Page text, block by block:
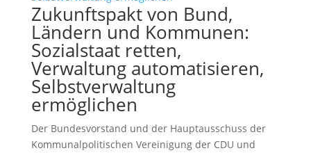
Zukunftspakt von Bund,
Ländern und Kommunen:
Sozialstaat retten,
Verwaltung automatisieren,
Selbstverwaltung
ermöglichen
Der Bundesvorstand und der Hauptausschuss der
Kommunalpolitischen Vereinigung der CDU und